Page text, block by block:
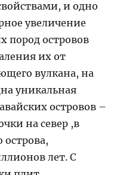
и одно
увеличение
пород островов
их от
вулкана, на
уникальная
островов –
на север ,в
острова,
лет. С